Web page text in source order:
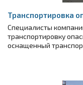
Транспортировка
Специалисты
транспортировку
оснащенный